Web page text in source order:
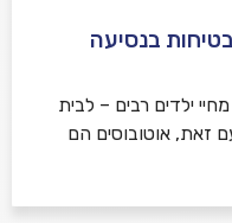
בנסיעה
ילדים רבים – לבית
זאת, אוטובוסים הם